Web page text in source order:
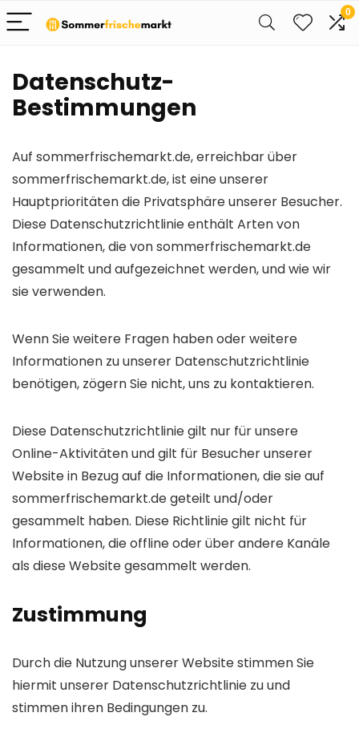
0
Datenschutz-
Bestimmungen
Auf sommerfrischemarkt.de, erreichbar über
sommerfrischemarkt.de, ist eine unserer
Hauptprioritäten die Privatsphäre unserer Besucher.
Diese Datenschutzrichtlinie enthält Arten von
Informationen, die von sommerfrischemarkt.de
gesammelt und aufgezeichnet werden, und wie wir
sie verwenden.
Wenn Sie weitere Fragen haben oder weitere
Informationen zu unserer Datenschutzrichtlinie
benötigen, zögern Sie nicht, uns zu kontaktieren.
Diese Datenschutzrichtlinie gilt nur für unsere
Online-Aktivitäten und gilt für Besucher unserer
Website in Bezug auf die Informationen, die sie auf
sommerfrischemarkt.de geteilt und/oder
gesammelt haben. Diese Richtlinie gilt nicht für
Informationen, die offline oder über andere Kanäle
als diese Website gesammelt werden.
Zustimmung
Durch die Nutzung unserer Website stimmen Sie
hiermit unserer Datenschutzrichtlinie zu und
stimmen ihren Bedingungen zu.